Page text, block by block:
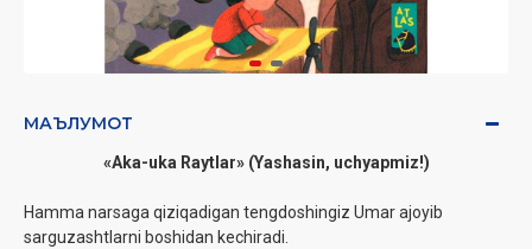
МАЪЛУМОТ
«Aka-uka Raytlar» (Yashasin, uchyapmiz!)
Hamma narsaga qiziqadigan tengdoshingiz Umar ajoyib
sarguzashtlarni boshidan kechiradi.